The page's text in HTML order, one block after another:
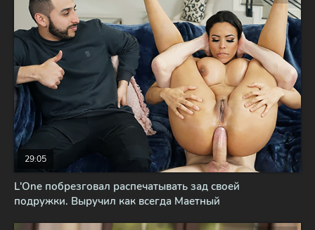
L'One побрезговал распечатывать зад своей
подружки. Выручил как всегда Маетный
29:05